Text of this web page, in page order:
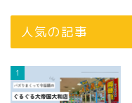
人気の記事
1